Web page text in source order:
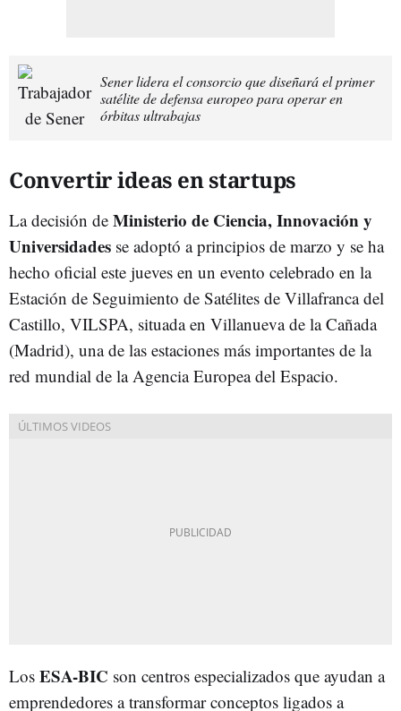
Sener lidera el consorcio que diseñará el primer
satélite de defensa europeo para operar en
órbitas ultrabajas
Convertir ideas en startups
La decisión de Ministerio de Ciencia, Innovación y
Universidades se adoptó a principios de marzo y se ha
hecho oficial este jueves en un evento celebrado en la
Estación de Seguimiento de Satélites de Villafranca del
Castillo, VILSPA, situada en Villanueva de la Cañada
(Madrid), una de las estaciones más importantes de la
red mundial de la Agencia Europea del Espacio.
Los ESA-BIC son centros especializados que ayudan a
emprendedores a transformar conceptos ligados a